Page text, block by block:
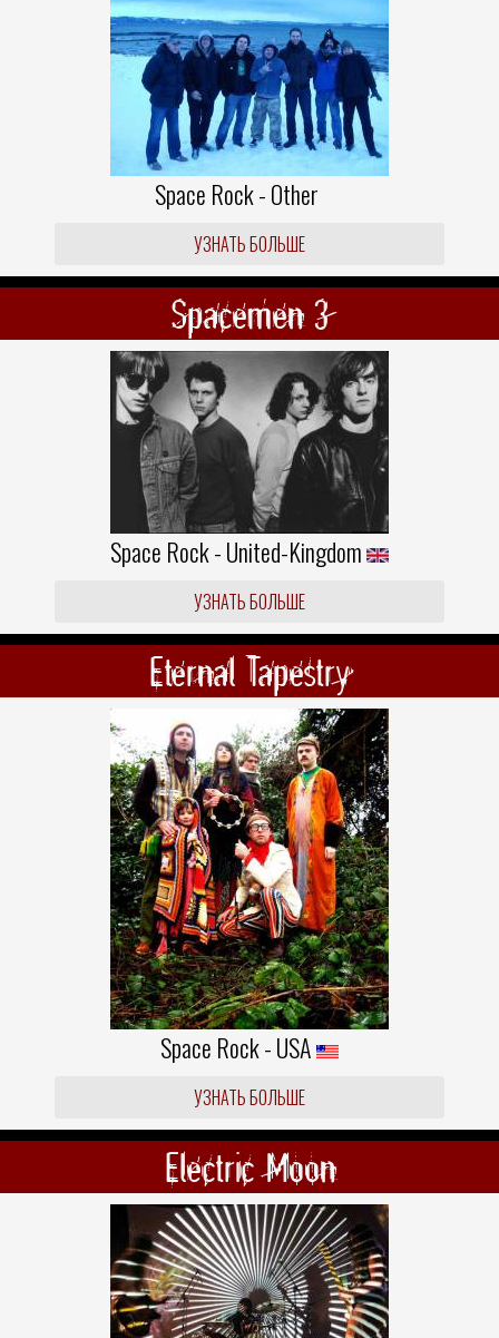
Space Rock - Other
УЗНАТЬ БОЛЬШЕ
Spacemen 3
Space Rock - United-Kingdom
УЗНАТЬ БОЛЬШЕ
Eternal Tapestry
Space Rock - USA
УЗНАТЬ БОЛЬШЕ
Electric Moon